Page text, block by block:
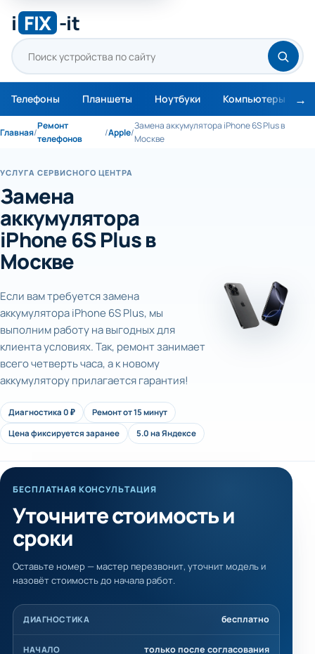
i FIX -it
Телефоны Планшеты Ноутбуки Компьютеры
Главная/
Ремонт
телефонов
/Apple/
Замена аккумулятора iPhone 6S Plus в
Москве
УСЛУГА СЕРВИСНОГО ЦЕНТРА
Замена
аккумулятора
iPhone 6S Plus в
Москве
Если вам требуется замена
аккумулятора iPhone 6S Plus, мы
выполним работу на выгодных для
клиента условиях. Так, ремонт занимает
всего четверть часа, а к новому
аккумулятору прилагается гарантия!
Диагностика 0 ₽
Ремонт от 15 минут
Цена фиксируется заранее
5.0 на Яндексе
БЕСПЛАТНАЯ КОНСУЛЬТАЦИЯ
Уточните стоимость и
сроки
Оставьте номер — мастер перезвонит, уточнит модель и
назовёт стоимость до начала работ.
ДИАГНОСТИКА бесплатно
НАЧАЛО
только после согласования